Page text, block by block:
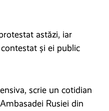
astăzi, iar
și ei public
scrie un cotidian
Rusiei din